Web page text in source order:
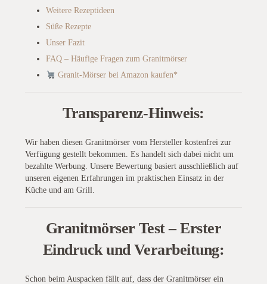
Weitere Rezeptideen
Süße Rezepte
Unser Fazit
FAQ – Häufige Fragen zum Granitmörser
Granit-Mörser bei Amazon kaufen*
Transparenz-Hinweis:
Wir haben diesen Granitmörser vom Hersteller kostenfrei zur
Verfügung gestellt bekommen. Es handelt sich dabei nicht um
bezahlte Werbung. Unsere Bewertung basiert ausschließlich auf
unseren eigenen Erfahrungen im praktischen Einsatz in der
Küche und am Grill.
Granitmörser Test – Erster
Eindruck und Verarbeitung:
Schon beim Auspacken fällt auf, dass der Granitmörser ein